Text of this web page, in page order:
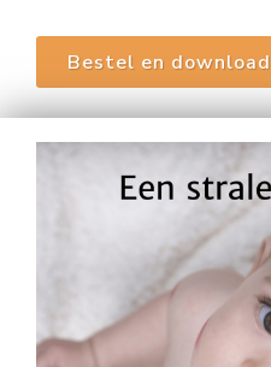
Bestel en download